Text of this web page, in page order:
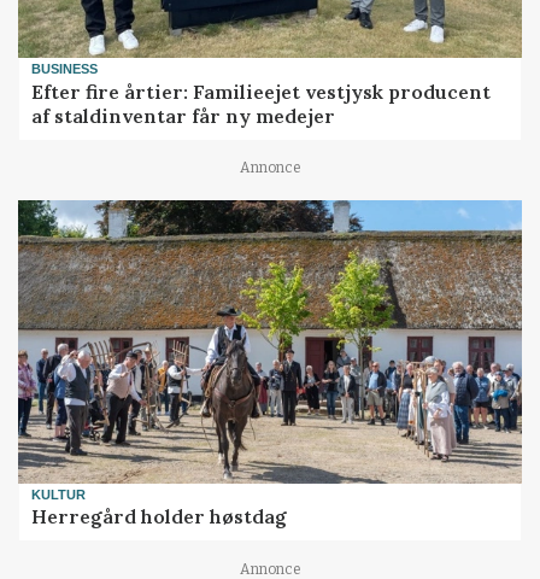
BUSINESS
Efter fire årtier: Familieejet vestjysk producent
af staldinventar får ny medejer
Annonce
KULTUR
Herregård holder høstdag
Annonce